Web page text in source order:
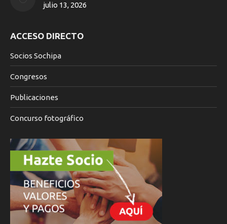
julio 13, 2026
ACCESO DIRECTO
Socios Sochipa
Congresos
Publicaciones
Concurso fotográfico